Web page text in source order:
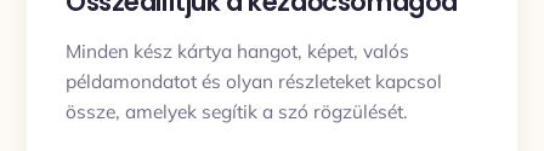
Minden kész kártya hangot, képet, valós
példamondatot és olyan részleteket kapcsol
össze, amelyek segítik a szó rögzülését.